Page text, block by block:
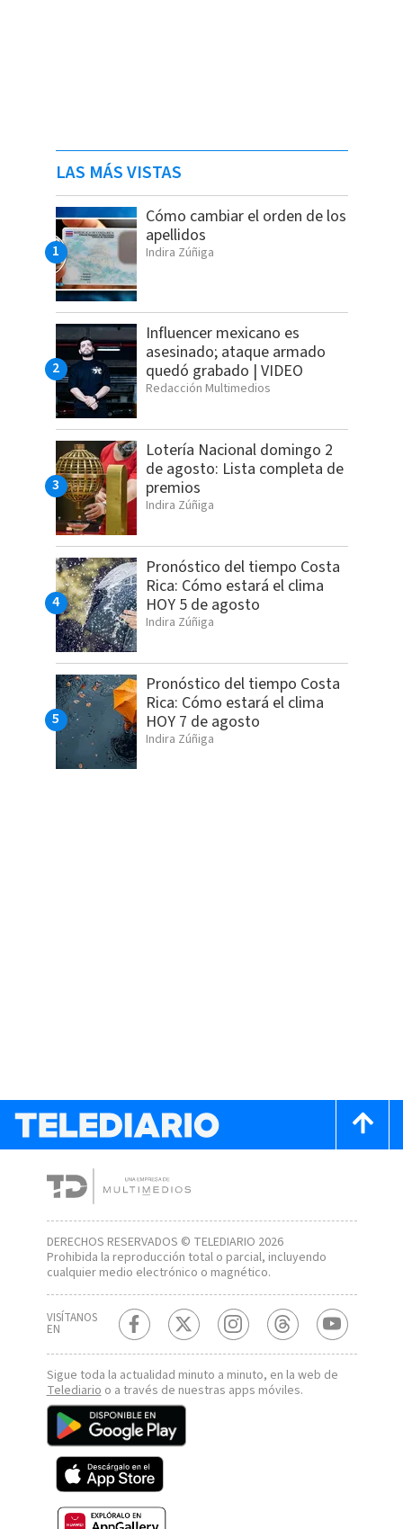
LAS MÁS VISTAS
Cómo cambiar el orden de los
apellidos
Indira Zúñiga
Influencer mexicano es
asesinado; ataque armado
quedó grabado | VIDEO
Redacción Multimedios
Lotería Nacional domingo 2
de agosto: Lista completa de
premios
Indira Zúñiga
Pronóstico del tiempo Costa
Rica: Cómo estará el clima
HOY 5 de agosto
Indira Zúñiga
Pronóstico del tiempo Costa
Rica: Cómo estará el clima
HOY 7 de agosto
Indira Zúñiga
DERECHOS RESERVADOS © TELEDIARIO 2026
Prohibida la reproducción total o parcial, incluyendo
cualquier medio electrónico o magnético.
VISÍTANOS
EN
Sigue toda la actualidad minuto a minuto, en la web de
Telediario o a través de nuestras apps móviles.